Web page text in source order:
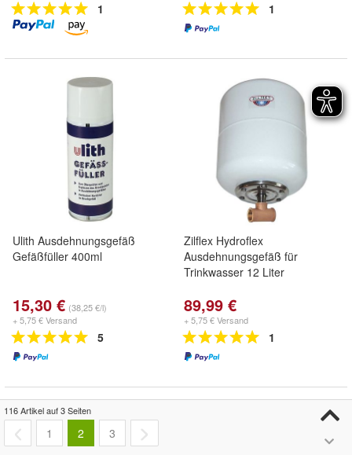
1 1
Ulith Ausdehnungsgefäß
Gefäßfüller 400ml
15,30 € (38,25 €/l)
+ 5,75 € Versand
5
Zilflex Hydroflex
Ausdehnungsgefäß für
Trinkwasser 12 Liter
89,99 €
+ 5,75 € Versand
1
116 Artikel auf 3 Seiten
1 2 3